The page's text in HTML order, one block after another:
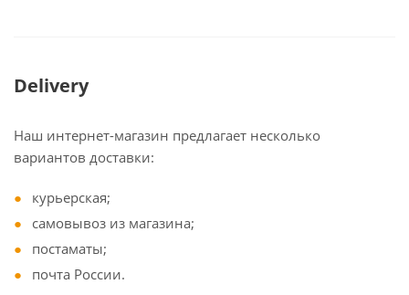
Delivery
Наш интернет-магазин предлагает несколько
вариантов доставки:
курьерская;
самовывоз из магазина;
постаматы;
почта России.